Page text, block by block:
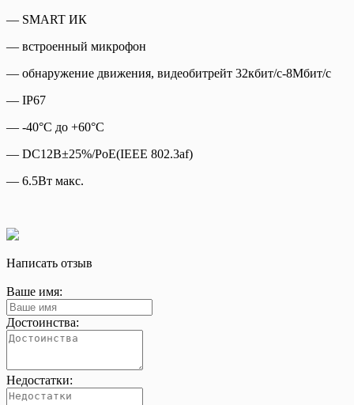
— SMART ИК
— встроенный микрофон
— обнаружение движения, видеобитрейт 32кбит/с-8Мбит/с
— IP67
— -40°C до +60°C
— DC12В±25%/PoE(IEEE 802.3af)
— 6.5Вт макс.
Написать отзыв
Ваше имя:
Достоинства:
Недостатки: